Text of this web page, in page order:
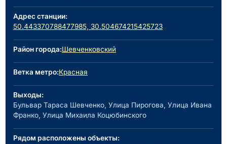
Адрес станции:
50.443370788477985, 30.504674215425723
Район города:Шевченковский
Ветка метро:Красная
Выходы:
Бульвар Тараса Шевченко, Улица Пирогова, Улица Ивана
Франко, Улица Михаила Коцюбинского
Рядом расположены объекты: